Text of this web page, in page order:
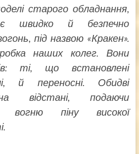
старого обладнання,
швидко й безпечно
під назвою «Кракен».
наших колег. Вони
ті, що встановлені
й переносні. Обидві
відстані, подаючи
вогню піну високої